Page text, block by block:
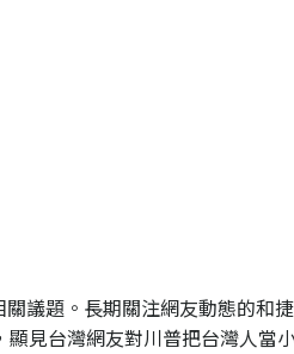
議題。長期關注網友動態的
見台灣網友對川普把台灣人當